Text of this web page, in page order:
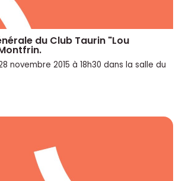
du Club Taurin "Lou
novembre 2015 à 18h30 dans la salle du